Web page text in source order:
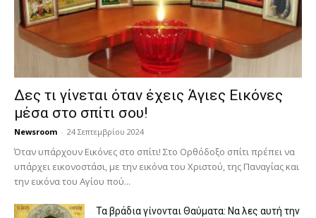
Δες τι γίνεται όταν έχεις Άγιες Εικόνες
μέσα στο σπίτι σου!
Newsroom - 24 Σεπτεμβρίου 2024
Όταν υπάρχουν Εικόνες στο σπίτι! Στο Ορθόδοξο σπίτι πρέπει να
υπάρχει εικονοστάσι, με την εικόνα του Χριστού, της Παν­αγίας και
την εικόνα του Αγίου πού...
Τα βράδια γίνονται Θαύματα: Να λες αυτή την